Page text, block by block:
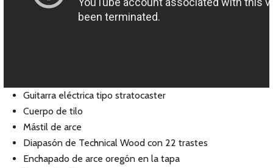
Guitarra eléctrica tipo stratocaster
Cuerpo de tilo
Mástil de arce
Diapasón de Technical Wood con 22 trastes
Enchapado de arce oregón en la tapa